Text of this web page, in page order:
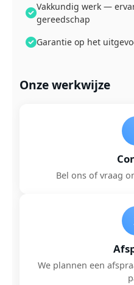
Vakkundig werk —
gereedschap
Garantie op het
Onze werkwijze
Bel ons of vraag
We plannen een